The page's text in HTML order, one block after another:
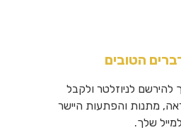
הטובים
להירשם לניוזלטר ולקבל
מתנות והפתעות היישר
למייל שלך.